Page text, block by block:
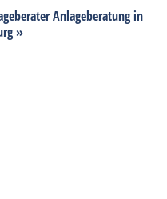
Anlageberatung in
»